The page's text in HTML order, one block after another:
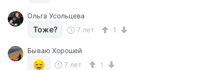
Ольга Усольцева
Тоже? 7 лет 1
Бываю Хорошей
7 лет
1